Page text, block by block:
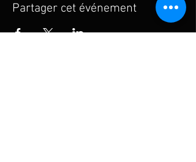
Partager cet événement